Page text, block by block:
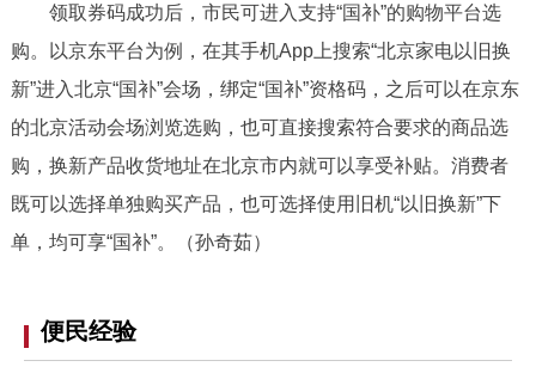
多语种
한국어
ESPAÑOL
领取券码成功后，市民可进入支持“国补”的购物平台选
购。以京东平台为例，在其手机App上搜索“北京家电以旧换
新”进入北京“国补”会场，绑定“国补”资格码，之后可以在京东
的北京活动会场浏览选购，也可直接搜索符合要求的商品选
购，换新产品收货地址在北京市内就可以享受补贴。消费者
既可以选择单独购买产品，也可选择使用旧机“以旧换新”下
单，均可享“国补”。（孙奇茹）
便民经验